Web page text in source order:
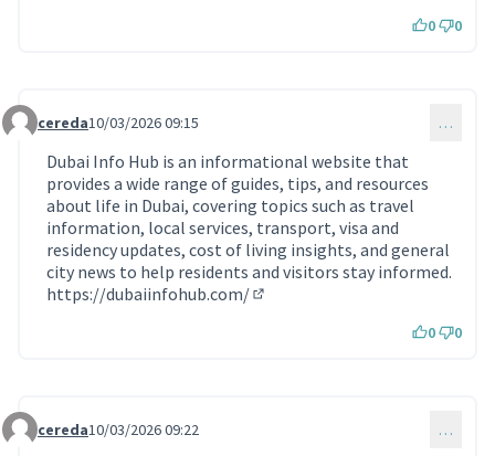
0 0
Commentaire 2185
cereda10/03/2026 09:15 …
Dubai Info Hub is an informational website that
provides a wide range of guides, tips, and resources
about life in Dubai, covering topics such as travel
information, local services, transport, visa and
residency updates, cost of living insights, and general
city news to help residents and visitors stay informed.
https://dubaiinfohub.com/
0 0
Commentaire 2186
cereda10/03/2026 09:22 …